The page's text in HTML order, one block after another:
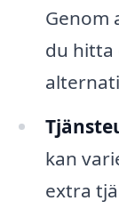
Genom
du hitta
kan
extra